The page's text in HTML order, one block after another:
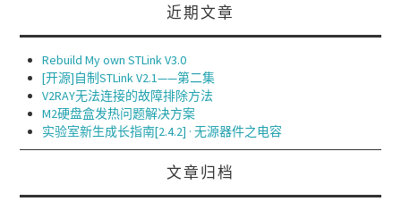
近期文章
Rebuild My own STLink V3.0
[开源]自制STLink V2.1——第二集
V2RAY无法连接的故障排除方法
M2硬盘盒发热问题解决方案
实验室新生成长指南[2.4.2] · 无源器件之电容
文章归档